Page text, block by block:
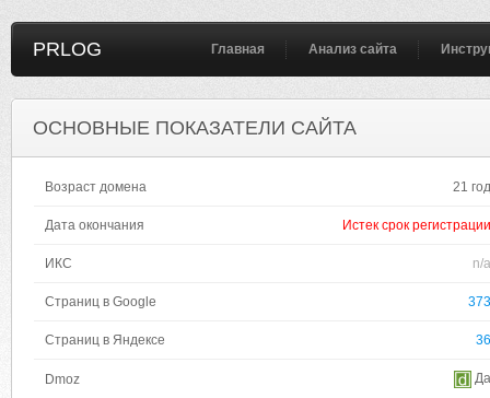
PRLOG Главная Анализ сайта
ОСНОВНЫЕ ПОКАЗАТЕЛИ САЙТА
Возраст домена 21 год
Дата окончания Истек срок регистрации
ИКС n/a
Страниц в Google 373
Страниц в Яндексе 36
Dmoz Да